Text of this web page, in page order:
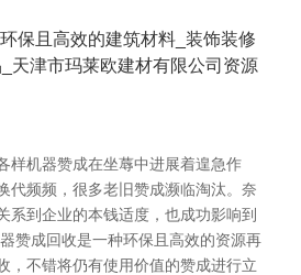
保且高效的建筑材料_装饰装修
天津市玛莱欧建材有限公司资源
样机器赞成在坐蓐中进展着遑急作
代频频，很多老旧赞成濒临淘汰。奈
系到企业的本钱适度，也成功影响到
赞成回收是一种环保且高效的资源再
，不错将仍有使用价值的赞成进行立